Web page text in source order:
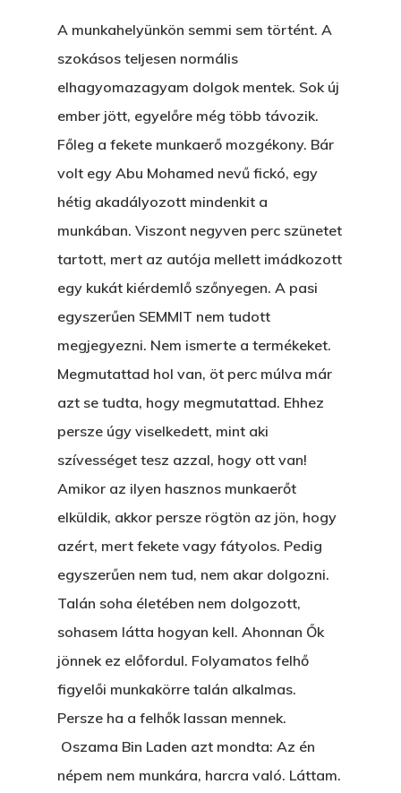
A munkahelyünkön semmi sem történt. A
szokásos teljesen normális
elhagyomazagyam dolgok mentek. Sok új
ember jött, egyelőre még több távozik.
Főleg a fekete munkaerő mozgékony. Bár
volt egy Abu Mohamed nevű fickó, egy
hétig akadályozott mindenkit a
munkában. Viszont negyven perc szünetet
tartott, mert az autója mellett imádkozott
egy kukát kiérdemlő szőnyegen. A pasi
egyszerűen SEMMIT nem tudott
megjegyezni. Nem ismerte a termékeket.
Megmutattad hol van, öt perc múlva már
azt se tudta, hogy megmutattad. Ehhez
persze úgy viselkedett, mint aki
szívességet tesz azzal, hogy ott van!
Amikor az ilyen hasznos munkaerőt
elküldik, akkor persze rögtön az jön, hogy
azért, mert fekete vagy fátyolos. Pedig
egyszerűen nem tud, nem akar dolgozni.
Talán soha életében nem dolgozott,
sohasem látta hogyan kell. Ahonnan Ők
jönnek ez előfordul. Folyamatos felhő
figyelői munkakörre talán alkalmas.
Persze ha a felhők lassan mennek.
Oszama Bin Laden azt mondta: Az én
népem nem munkára, harcra való. Láttam.